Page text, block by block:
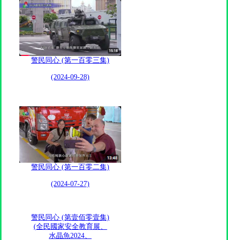
警民同心 (第一百零三集)
(2024-09-28)
警民同心 (第一百零二集)
(2024-07-27)
警民同心 (第壹佰零壹集)
(全民國家安全教育展、
水晶魚2024、